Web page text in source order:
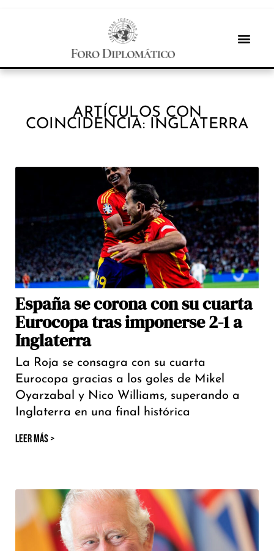
ARTÍCULOS CON
COINCIDENCIA: INGLATERRA
España se corona con su cuarta
Eurocopa tras imponerse 2-1 a
Inglaterra
La Roja se consagra con su cuarta
Eurocopa gracias a los goles de Mikel
Oyarzabal y Nico Williams, superando a
Inglaterra en una final histórica
LEER MÁS >